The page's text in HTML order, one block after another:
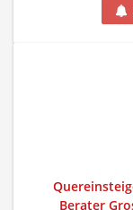
Berater